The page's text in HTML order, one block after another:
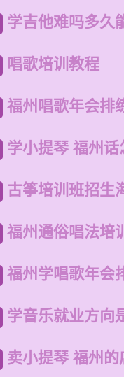
学吉他难吗多久
唱歌培训教程
福州唱歌年会排
学小提琴 福州话
古筝培训班招生
福州通俗唱法培
福州学唱歌年会
学音乐就业方向
卖小提琴 福州